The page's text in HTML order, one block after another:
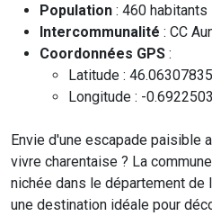
Population : 460 habitants
Intercommunalité : CC
Coordonnées GPS :
Latitude : 46.06307835
Longitude : -
Envie d'une escapade paisible
vivre charentaise ? La
nichée dans le département de
une destination idéale pour